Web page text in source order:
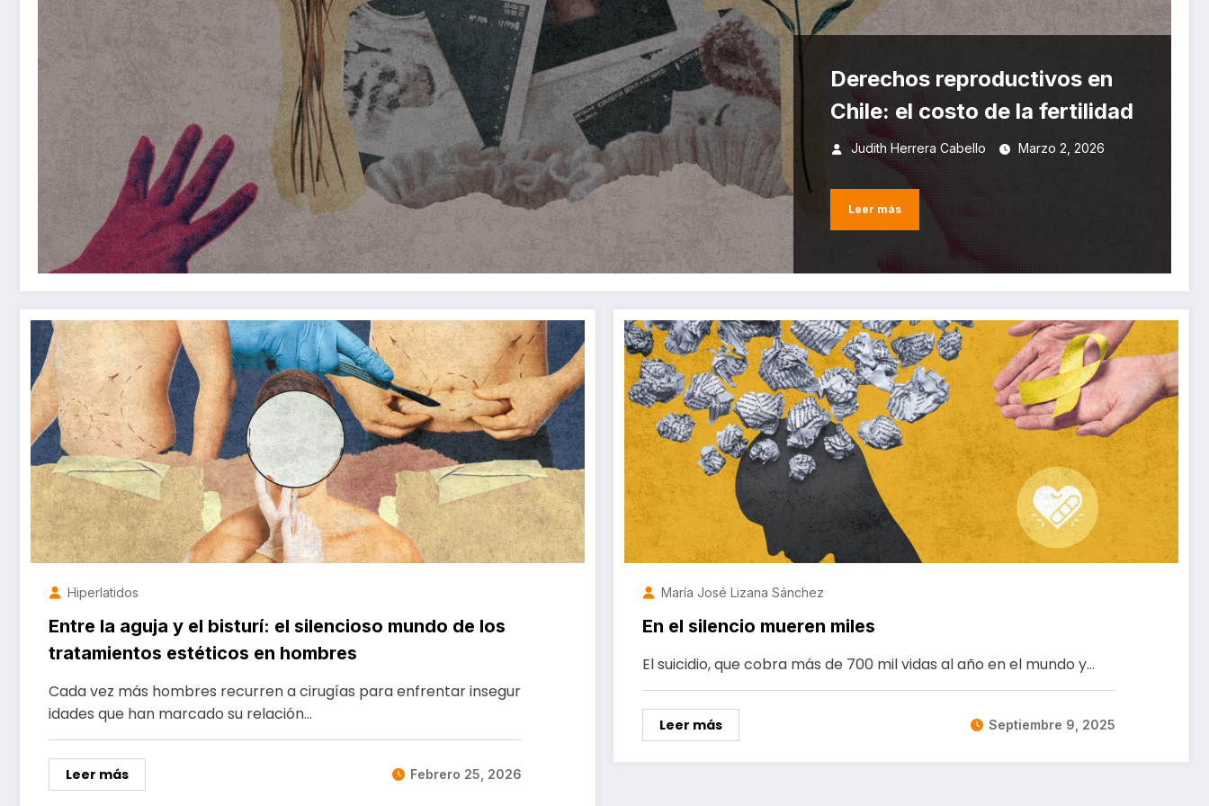
Derechos reproductivos en
Chile: el costo de la fertilidad
Judith Herrera Cabello Marzo 2, 2026
Leer más
Hiperlatidos
Entre la aguja y el bisturí: el silencioso mundo de los
tratamientos estéticos en hombres
Cada vez más hombres recurren a cirugías para enfrentar insegur
idades que han marcado su relación…
Leer más Febrero 25, 2026
María José Lizana Sánchez
En el silencio mueren miles
El suicidio, que cobra más de 700 mil vidas al año en el mundo y…
Leer más Septiembre 9, 2025